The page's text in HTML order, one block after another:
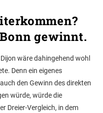
gewinnt.
wäre dahingehend wohl
Denn ein eigenes
den Gewinn des direkten
würde, würde die
Dreier-Vergleich, in dem